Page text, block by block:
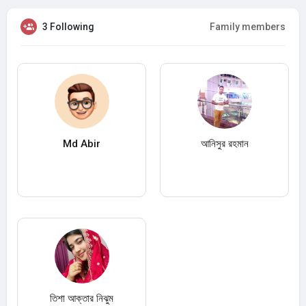
3 Following Family members
Md Abir আনিসুর রহমান
তিশা আক্তার নিঝুম